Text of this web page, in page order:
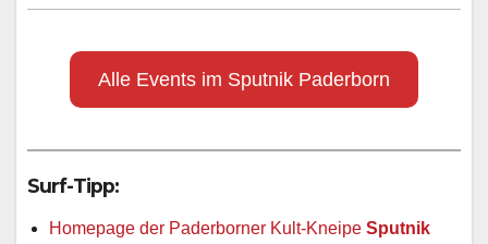
Alle Events im Sputnik Paderborn
Surf-Tipp:
Homepage der Paderborner Kult-Kneipe Sputnik